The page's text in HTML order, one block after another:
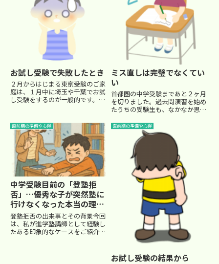
お試し受験で失敗したとき
２月からはじまる東京受験のご家
庭は、１月中に埼玉や千葉でお試
し受験をするのが一般的です。募
おおよそ無理な受験でない限り、
合格の可能性は十分あるわけで
す。しかし、残念ながら良い結果
と...
ミス直しは完璧でなくてい
い
首都圏の中学受験まであと２ヶ月
を切りました。過去問演習を始め
たうちの受験生も、なかなか思う
しに四苦八苦しています。間違え
直しをすることで、解法の確認も
できるし、自分の弱点もわかりま
すので、自分の実力も高まって
直前期の準備や心得
中学受験目前の「登塾拒
否」…優秀な子が突然塾に
行けなくなった本当の理由
とは
登塾拒否の出来事とその背景今回
は、私が進学塾講師として経験し
たある印象的なケースをご紹介し
直前期の準備や心得
お試し受験の結果から